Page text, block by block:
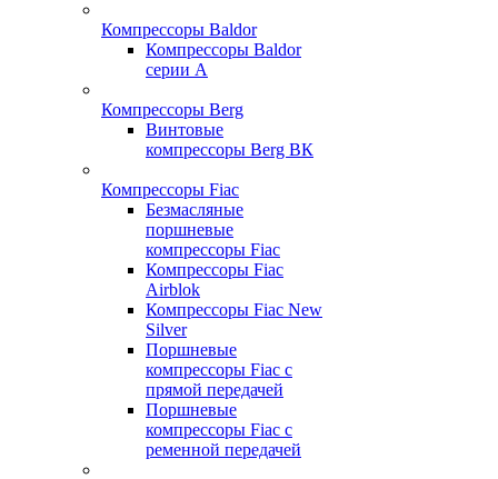
Компрессоры Baldor
Компрессоры Baldor
серии A
Компрессоры Berg
Винтовые
компрессоры Berg ВК
Компрессоры Fiac
Безмасляные
поршневые
компрессоры Fiac
Компрессоры Fiac
Airblok
Компрессоры Fiac New
Silver
Поршневые
компрессоры Fiac с
прямой передачей
Поршневые
компрессоры Fiac с
ременной передачей